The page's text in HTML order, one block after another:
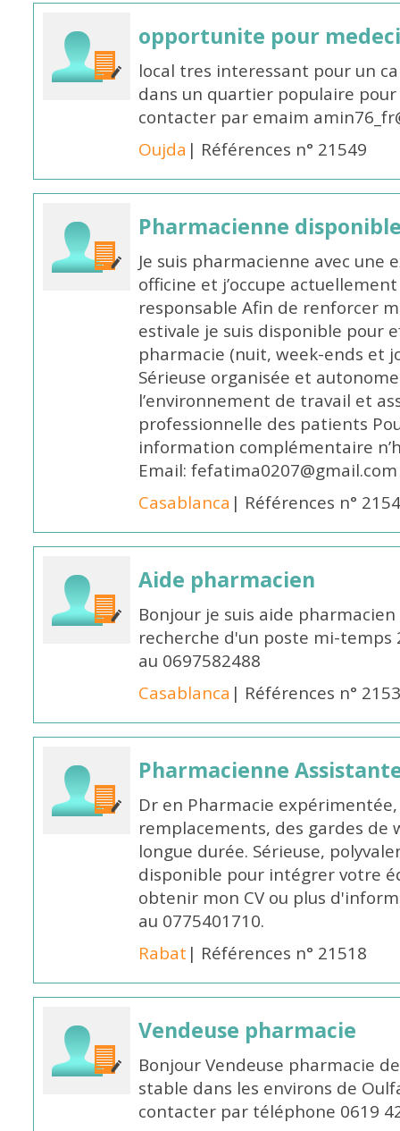
opportunite pour
local tres interessant pour un
dans un quartier populaire
contacter par emaim
Oujda | Références n° 21549
Pharmacienne
Je suis pharmacienne avec
officine et j’occupe
responsable Afin de renforcer
estivale je suis disponible pour
pharmacie (nuit, week-ends et
Sérieuse organisée et
l’environnement de travail et
professionnelle des patients
information complémentaire
Email: fefatima0207@gmail.com
Casablanca | Références n°
Aide pharmacien
Bonjour je suis aide
recherche d'un poste mi-temps
au 0697582488
Casablanca | Références n°
Pharmacienne
Dr en Pharmacie
remplacements, des gardes de
longue durée. Sérieuse,
disponible pour intégrer votre
obtenir mon CV ou plus
au 0775401710.
Rabat | Références n° 21518
Vendeuse pharmacie
Bonjour Vendeuse pharmacie
stable dans les environs de
contacter par téléphone 0619